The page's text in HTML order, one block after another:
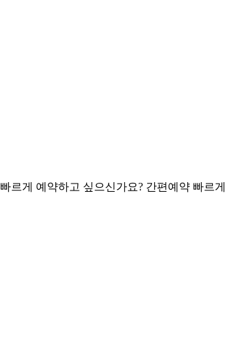
빠르게 예약하고 싶으신가요? 간편예약 빠르